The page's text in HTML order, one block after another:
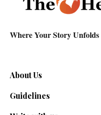
Where Your Story Unfolds
About Us
Guidelines